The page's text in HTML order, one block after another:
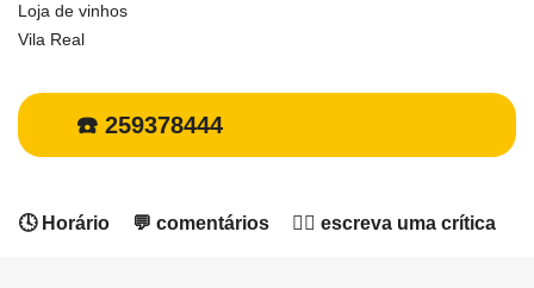
Loja de vinhos
Vila Real
☎️ 259378444
🕓 Horário 💬 comentários ✍🏻 escreva uma crítica